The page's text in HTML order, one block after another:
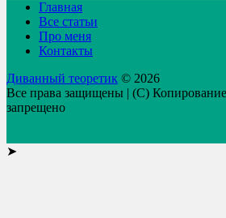
Главная
Все статьи
Про меня
Контакты
Диванный теоретик © 2026
Все права защищены | (C) Копирование
запрещено
➤